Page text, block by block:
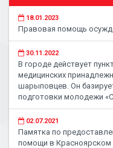
18.01.2023
Правовая помощь
30.11.2022
В городе действует
медицинских
шарыповцев. Он
подготовки молодежи
02.07.2021
Памятка по
помощи в Красноярском